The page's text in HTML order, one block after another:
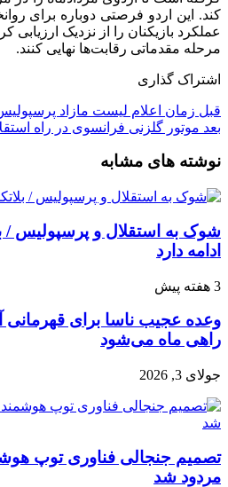
کند. این اردو فرصتی دوباره برای
عملکرد بازیکنان را از نزدیک ارزیابی
مرحله مقدماتی رقابت‌ها نهایی کنند.
اشتراک گذاری
قبل زمان اعلام لیست مازاد
بعد موتور گلزنی فرانسوی در راه
نوشته های مشابه
شوک به استقلال و پرسپولیس /
ادامه دارد
3 هفته پیش
وعده عجیب ناسا برای قهرمانی
راهی ماه می‌شود
جولای 3, 2026
تصمیم جنجالی فناوری توپ
مردود شد